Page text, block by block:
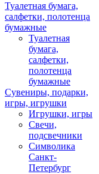
Туалетная бумага,
салфетки, полотенца
бумажные
Туалетная
бумага,
салфетки,
полотенца
бумажные
Сувениры, подарки,
игры, игрушки
Игрушки, игры
Свечи,
подсвечники
Символика
Санкт-
Петербург